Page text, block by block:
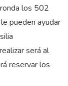
los 502
pueden ayudar
será al
reservar los